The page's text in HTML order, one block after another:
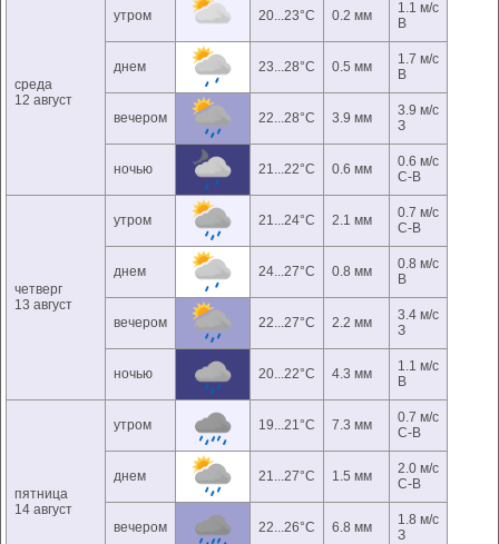
среда
12 август
утром 20...23°C 0.2 мм
1.1 м/с
В
днем 23...28°C 0.5 мм
1.7 м/с
В
вечером 22...28°C 3.9 мм
3.9 м/с
З
ночью 21...22°C 0.6 мм
0.6 м/с
С-В
четверг
13 август
утром 21...24°C 2.1 мм
0.7 м/с
С-В
днем 24...27°C 0.8 мм
0.8 м/с
В
вечером 22...27°C 2.2 мм
3.4 м/с
З
ночью 20...22°C 4.3 мм
1.1 м/с
В
пятница
14 август
утром 19...21°C 7.3 мм
0.7 м/с
С-В
днем 21...27°C 1.5 мм
2.0 м/с
С-В
вечером 22...26°C 6.8 мм
1.8 м/с
З